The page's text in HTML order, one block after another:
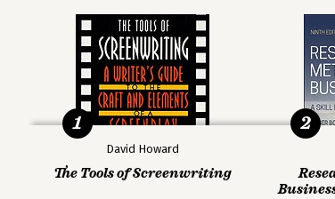
David Howard
The Tools of Screenwriting
1 2